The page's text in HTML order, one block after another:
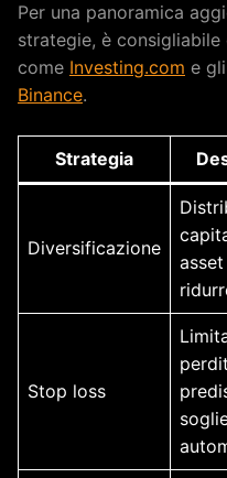
Per una panoramica
strategie, è
come Investing.com e
Binance.
Strategia
Diversificazione
Stop loss